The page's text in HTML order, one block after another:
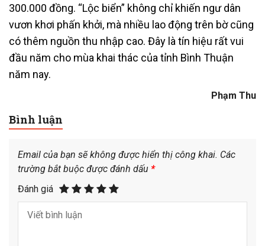
300.000 đồng. “Lộc biển” không chỉ khiến ngư dân
vươn khơi phấn khởi, mà nhiều lao động trên bờ cũng
có thêm nguồn thu nhập cao. Đây là tín hiệu rất vui
đầu năm cho mùa khai thác của tỉnh Bình Thuận
năm nay.
Phạm Thu
Bình luận
Email của bạn sẽ không được hiển thị công khai. Các
trường bắt buộc được đánh dấu *
Đánh giá